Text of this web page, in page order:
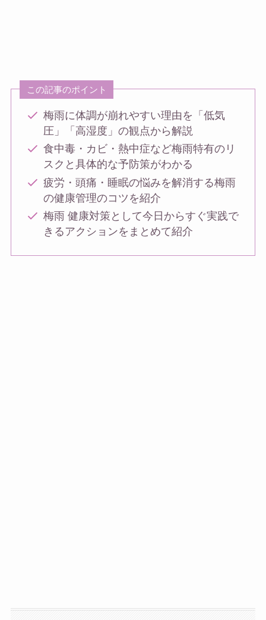
この記事のポイント
梅雨に体調が崩れやすい理由を「低気
圧」「高湿度」の観点から解説
食中毒・カビ・熱中症など梅雨特有のリ
スクと具体的な予防策がわかる
疲労・頭痛・睡眠の悩みを解消する梅雨
の健康管理のコツを紹介
梅雨 健康対策として今日からすぐ実践で
きるアクションをまとめて紹介